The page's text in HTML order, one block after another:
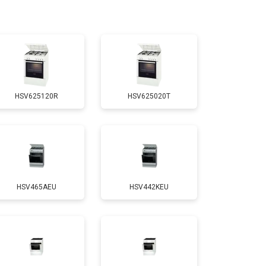
3000 ₽ Заказать
2750 ₽ Заказать
2590 ₽ Заказать
2600 ₽ Заказать
HSV625120R HSV625020T
HSV465AEU HSV442KEU